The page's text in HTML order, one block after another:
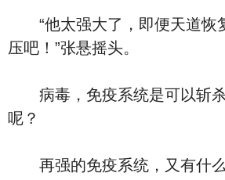
“他太强大了，即便天道恢
压吧！”张悬摇头。
病毒，免疫系统是可以斩
呢？
再强的免疫系统，又有什么